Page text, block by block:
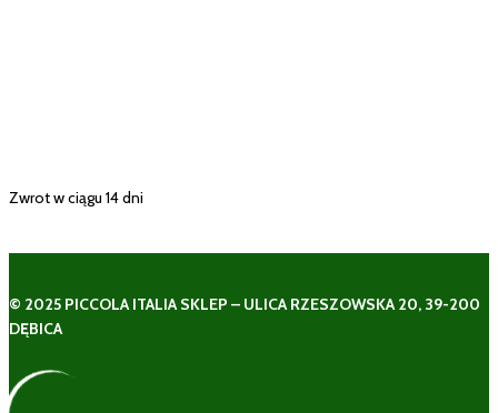
Zwrot w ciągu 14 dni
© 2025 PICCOLA ITALIA SKLEP – ULICA RZESZOWSKA 20, 39-200
DĘBICA